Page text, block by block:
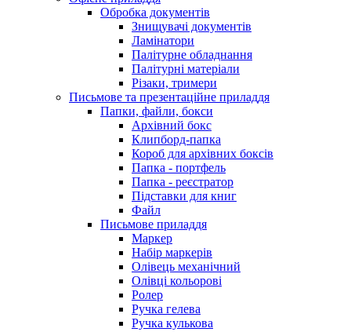
Обробка документів
Знищувачі документів
Ламінатори
Палітурне обладнання
Палітурні матеріали
Різаки, тримери
Письмове та презентаційне приладдя
Папки, файли, бокси
Архівний бокс
Клипборд-папка
Короб для архівних боксів
Папка - портфель
Папка - реєстратор
Підставки для книг
Файл
Письмове приладдя
Маркер
Набір маркерів
Олівець механічний
Олівці кольорові
Ролер
Ручка гелева
Ручка кулькова